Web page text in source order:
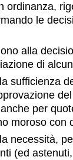
ordinanza,
le
alla
di
sufficienza
per
moroso con
necessità,
(ed